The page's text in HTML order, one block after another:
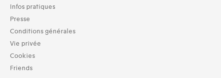
Infos pratiques
Presse
Conditions générales
Vie privée
Cookies
Friends